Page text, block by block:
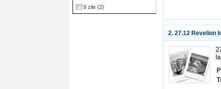
9 zile (2)
2. 27.12 Revelion